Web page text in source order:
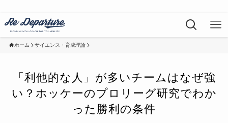
ホーム サイエンス・育成理論
「利他的な人」が多いチームはなぜ強
い？ホッケーのプロリーグ研究でわか
った勝利の条件